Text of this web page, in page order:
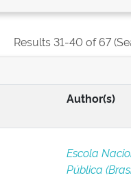
Results 31-40 of 67
Author(s)
Escola
Pública